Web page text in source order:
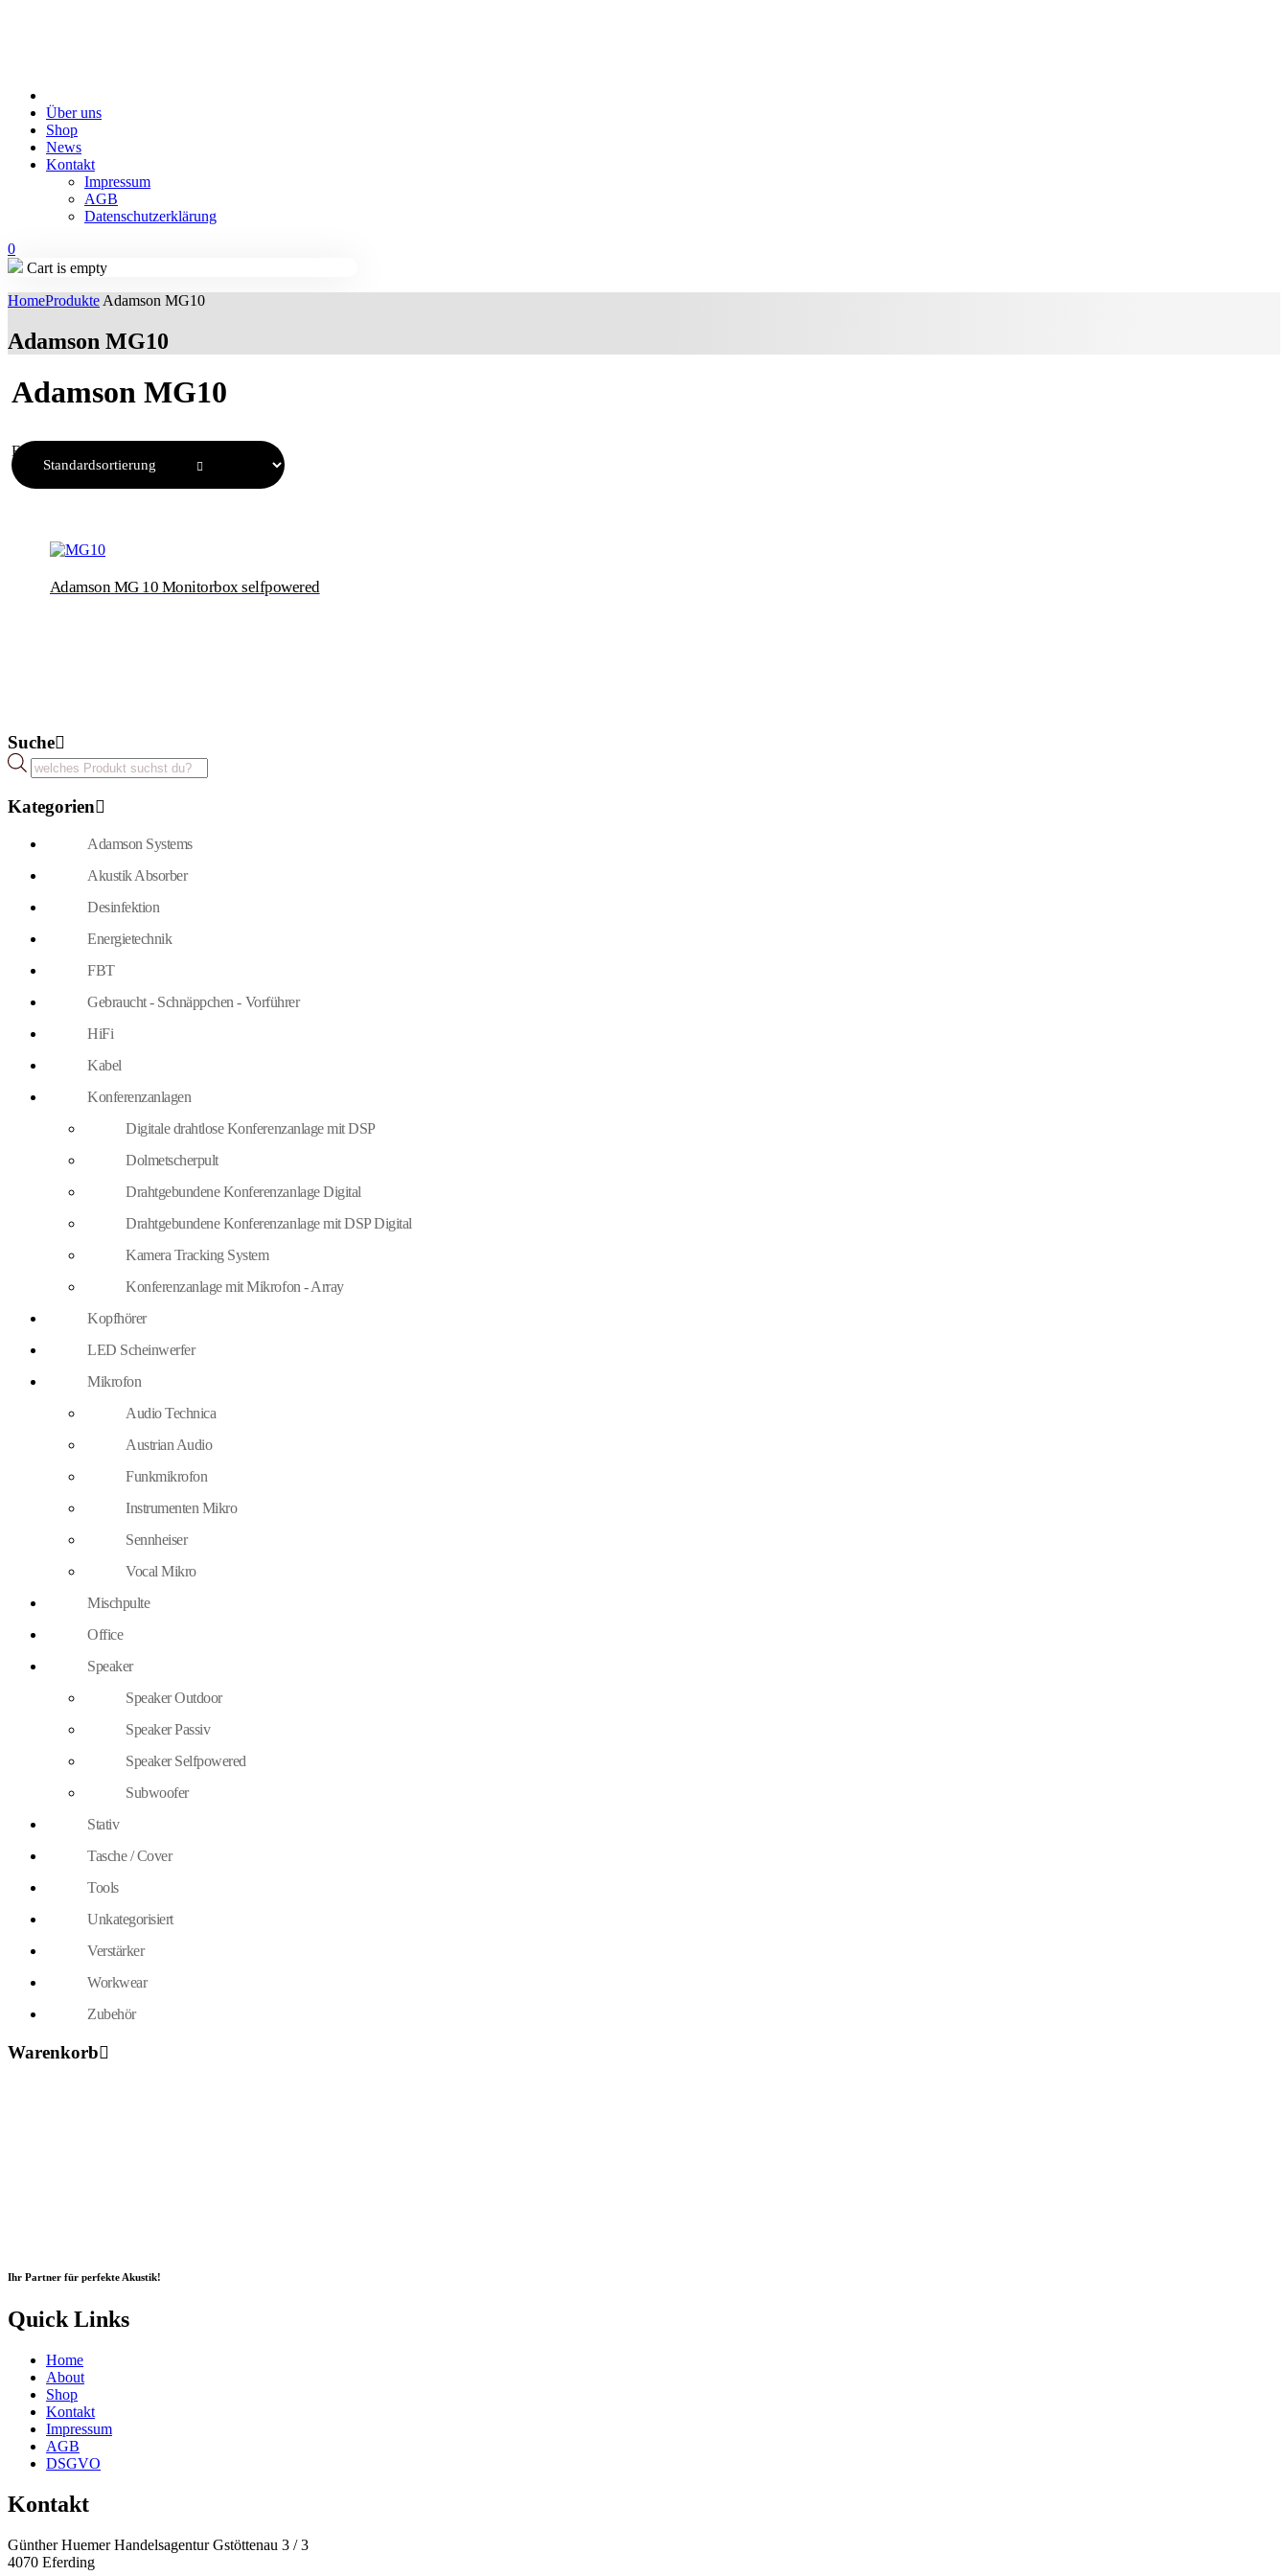
Über uns
Shop
News
Kontakt
Impressum
AGB
Datenschutzerklärung
0
Cart is empty
HomeProdukte Adamson MG10
Adamson MG10
Adamson MG10
Einzelnes Ergebnis wird angezeigt
Adamson MG 10 Monitorbox selfpowered
Suche
Products
search
Kategorien
Adamson Systems
Akustik Absorber
Desinfektion
Energietechnik
FBT
Gebraucht - Schnäppchen - Vorführer
HiFi
Kabel
Konferenzanlagen
Digitale drahtlose Konferenzanlage mit DSP
Dolmetscherpult
Drahtgebundene Konferenzanlage Digital
Drahtgebundene Konferenzanlage mit DSP Digital
Kamera Tracking System
Konferenzanlage mit Mikrofon - Array
Kopfhörer
LED Scheinwerfer
Mikrofon
Audio Technica
Austrian Audio
Funkmikrofon
Instrumenten Mikro
Sennheiser
Vocal Mikro
Mischpulte
Office
Speaker
Speaker Outdoor
Speaker Passiv
Speaker Selfpowered
Subwoofer
Stativ
Tasche / Cover
Tools
Unkategorisiert
Verstärker
Workwear
Zubehör
Warenkorb
Ihr Partner für perfekte Akustik!
Quick Links
Home
About
Shop
Kontakt
Impressum
AGB
DSGVO
Kontakt
Günther Huemer Handelsagentur Gstöttenau 3 / 3
4070 Eferding